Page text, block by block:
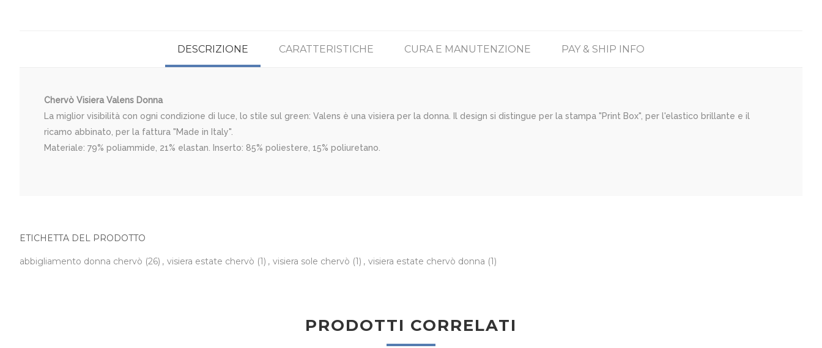
DESCRIZIONE CARATTERISTICHE CURA E MANUTENZIONE PAY & SHIP INFO
Chervò Visiera Valens Donna
La miglior visibilità con ogni condizione di luce, lo stile sul green: Valens è una visiera per la donna. Il design si distingue per la stampa "Print Box", per l'elastico brillante e il
ricamo abbinato, per la fattura "Made in Italy".
Materiale: 79% poliammide, 21% elastan. Inserto: 85% poliestere, 15% poliuretano.
ETICHETTA DEL PRODOTTO
abbigliamento donna chervò (26) , visiera estate chervò (1) , visiera sole chervò (1) , visiera estate chervò donna (1)
PRODOTTI CORRELATI